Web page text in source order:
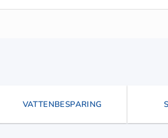
VATTENBESPARING